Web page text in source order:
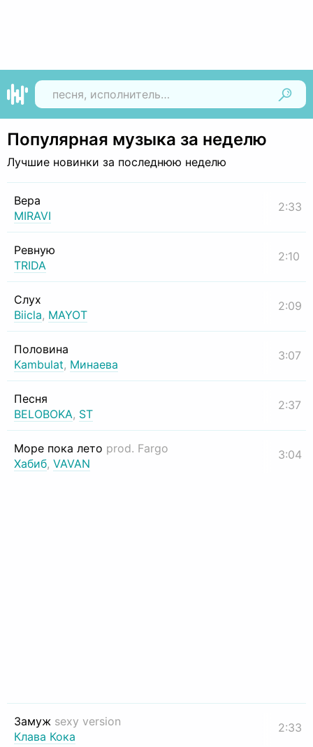
Популярная музыка за неделю
Лучшие новинки за последнюю неделю
Вера
MIRAVI
2:33
Ревную
TRIDA
2:10
Слух
Biicla, MAYOT
2:09
Половина
Kambulat, Минаева
3:07
Песня
BELOBOKA, ST
2:37
Море пока лето prod. Fargo
Хабиб, VAVAN
3:04
Замуж sexy version
Клава Кока
2:33